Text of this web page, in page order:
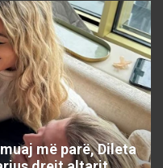
më parë, Dileta